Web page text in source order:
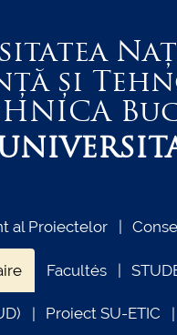
și
al Proiectelor
Facultés
Proiect SU-ETIC